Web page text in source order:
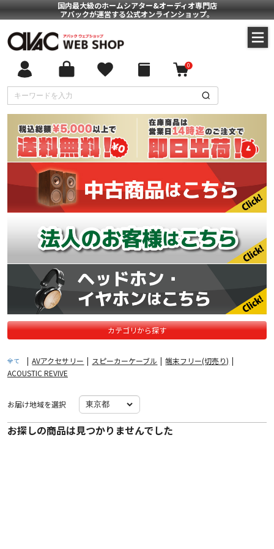
国内最大級のホームシアター&オーディオ専門店
アバックが運営する公式オンラインショップ。
0
カテゴリから探す
全て | AVアクセサリー | スピーカーケーブル | 端末フリー(切売り) |
ACOUSTIC REVIVE
お届け地域を選択
お探しの商品は見つかりませんでした